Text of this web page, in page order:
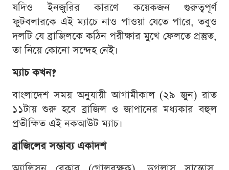
যদিও ইনজুরির কারণে কয়েকজন গুরুত্বপূর্ণ
ফুটবলারকে এই ম্যাচে নাও পাওয়া যেতে পারে, তবুও
দলটি যে ব্রাজিলকে কঠিন পরীক্ষার মুখে ফেলতে প্রস্তুত,
তা নিয়ে কোনো সন্দেহ নেই।
ম্যাচ কখন?
বাংলাদেশ সময় অনুযায়ী আগামীকাল (২৯ জুন) রাত
১১টায় শুরু হবে ব্রাজিল ও জাপানের মধ্যকার বহুল
প্রতীক্ষিত এই নকআউট ম্যাচ।
ব্রাজিলের সম্ভাব্য একাদশ